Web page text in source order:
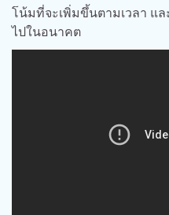
โน้มที่จะเพิ่มขึ้นตามเวลา แ
ไปในอนาคต